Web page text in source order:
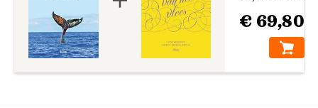
€ 69,80